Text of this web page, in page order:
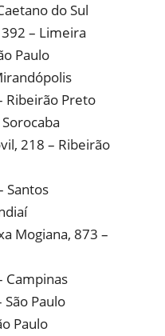
do Sul
– Limeira
Paulo
Ribeirão Preto
218 – Ribeirão
Santos
Mogiana, 873 –
Campinas
Paulo
Paulo